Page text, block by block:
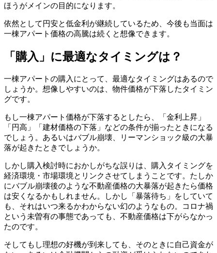
ほうがメインの目的になります。
依然として円安と低金利が継続しているため、今後も当面は
一棟アパート価格の高騰は続くと想像できます。
「購入」に最適なタイミングは？
一棟アパートの購入にとって、最適なタイミングはあるので
しょうか。想像しやすいのは、物件価格が下落したタイミン
グです。
もし一棟アパート価格が下落するとしたら、「金利上昇」
「円高」「建材価格の下落」などの条件が揃ったときになる
でしょう。あるいはバブル崩壊、リーマンショック級の大暴
落が起きたときでしょうか。
しかし購入検討時におかしがちな誤りは、購入タイミングを
経済環境・市場環境とリンクさせてしまうことです。たしか
にバブル崩壊後のような不動産価格の大暴落が起きたら価格
は安くなるかもしれません。しかし「暴落待ち」をしていて
も、それはいつ来るかわからない幻のようなもの。コロナ禍
という未曽有の事態であっても、不動産価格は下がらなかっ
たのです。
そしてもし理想の好機が到来しても、そのときに自己資金が